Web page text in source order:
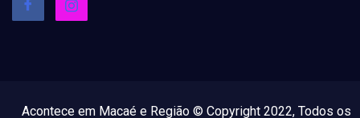
Acontece em Macaé e Região © Copyright 2022, Todos os